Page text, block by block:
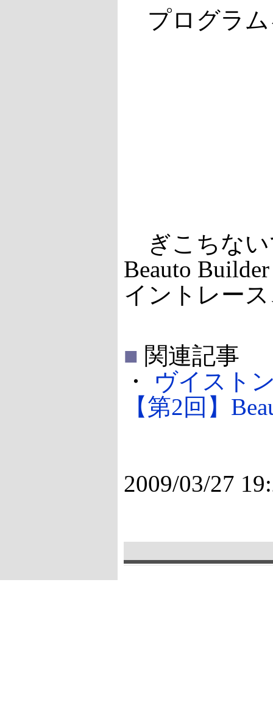
プログラム
ぎこちない
Beauto
イントレー
■ 関連記事
・ ヴイスト
【第2回】
2009/03/27